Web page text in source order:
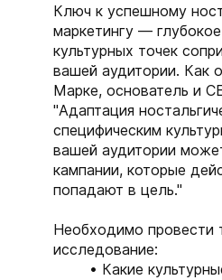
Ключ к успешному
маркетингу —
культурных точек
вашей аудитории. Как
Марке, основатель и
"Адаптация
специфическим
вашей аудитории
кампании, которые
попадают в цель."
Необходимо провести
исследование:
Какие